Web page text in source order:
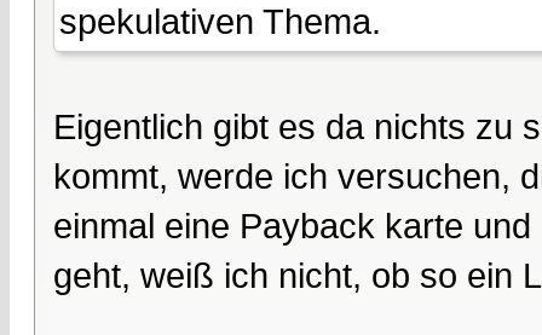
spekulativen Thema.
Eigentlich gibt es da nichts zu
kommt, werde ich versuchen,
einmal eine Payback karte
geht, weiß ich nicht, ob so ein